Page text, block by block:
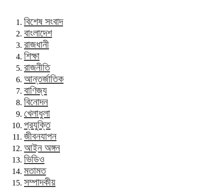
বিশেষ সংবাদ
বাংলাদেশ
রাজধানী
শিক্ষা
রাজনীতি
আন্তর্জাতিক
বাণিজ্য
বিনোদন
খেলাধুলা
প্রযুক্তি
জীবনযাপন
আইন অঙ্গন
ভিডিও
মতামত
সম্পাদকীয়